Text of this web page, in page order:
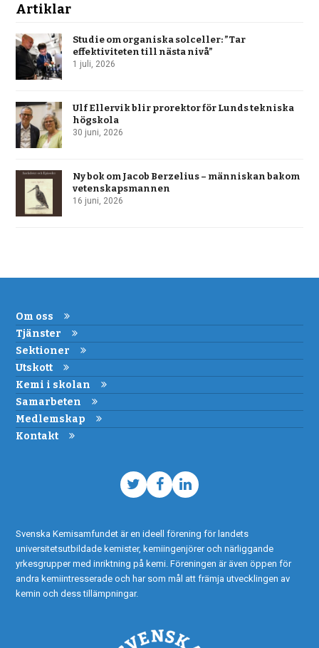
Artiklar
Studie om organiska solceller: ”Tar
effektiviteten till nästa nivå”
1 juli, 2026
Ulf Ellervik blir prorektor för Lunds tekniska
högskola
30 juni, 2026
Ny bok om Jacob Berzelius – människan bakom
vetenskapsmannen
16 juni, 2026
Om oss
Tjänster
Sektioner
Utskott
Kemi i skolan
Samarbeten
Medlemskap
Kontakt
TwitterFacebook
LinkedIn
Svenska Kemisamfundet är en ideell förening för landets
universitetsutbildade kemister, kemiingenjörer och närliggande
yrkesgrupper med inriktning på kemi. Föreningen är även öppen för
andra kemiintresserade och har som mål att främja utvecklingen av
kemin och dess tillämpningar.